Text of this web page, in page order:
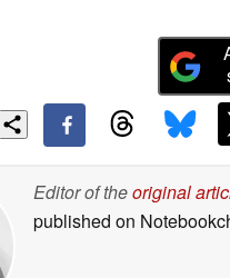
Editor of theoriginal
published on